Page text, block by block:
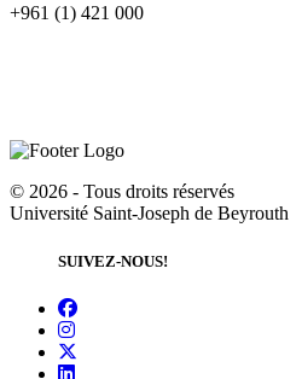
+961 (1) 421 000
© 2026 - Tous droits réservés
Université Saint-Joseph de Beyrouth
SUIVEZ-NOUS!